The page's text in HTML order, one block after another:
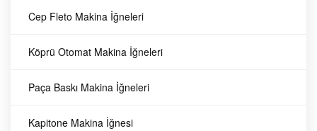
Cep Fleto Makina İğneleri
Köprü Otomat Makina İğneleri
Paça Baskı Makina İğneleri
Kapitone Makina İğnesi
572,29TL